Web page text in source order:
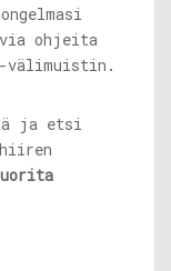
ohjeita
välimuistin.
ja etsi